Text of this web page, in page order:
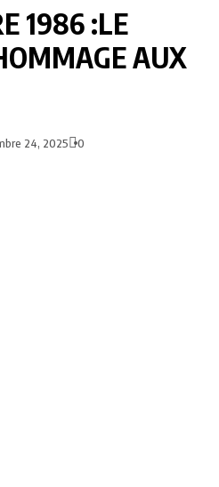
1986 :LE
AUX
24, 2025 0